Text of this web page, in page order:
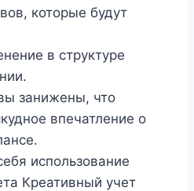
которые будут
в структуре
занижены, что
впечатление о
использование
Креативный учет